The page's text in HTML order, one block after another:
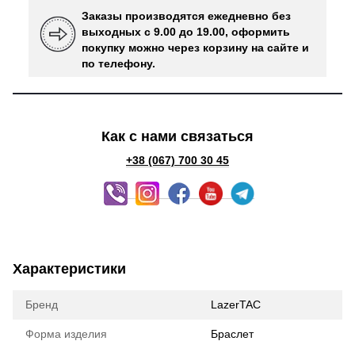
Заказы производятся ежедневно без
выходных с 9.00 до 19.00, оформить
покупку можно через корзину на сайте и
по телефону.
Как с нами связаться
+38 (067) 700 30 45
Характеристики
Бренд LazerTAC
Форма изделия Браслет